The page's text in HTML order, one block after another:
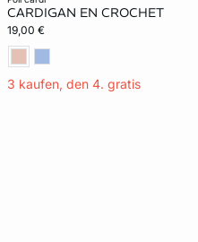
CARDIGAN EN CROCHET
19,00 €
3 kaufen, den 4. gratis